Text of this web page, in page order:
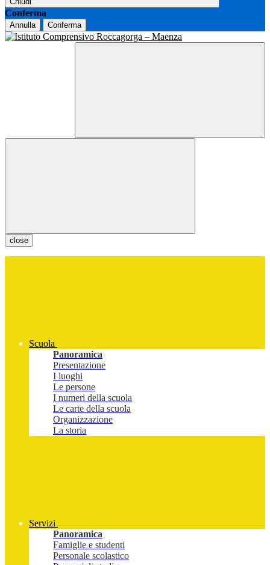
Conferma
Annulla Conferma
close
Scuola
Panoramica
Presentazione
I luoghi
Le persone
I numeri della scuola
Le carte della scuola
Organizzazione
La storia
Servizi
Panoramica
Famiglie e studenti
Personale scolastico